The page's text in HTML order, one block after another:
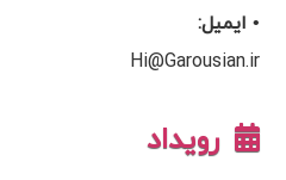
• ایمیل:
Hi@Garousian.ir
رویداد